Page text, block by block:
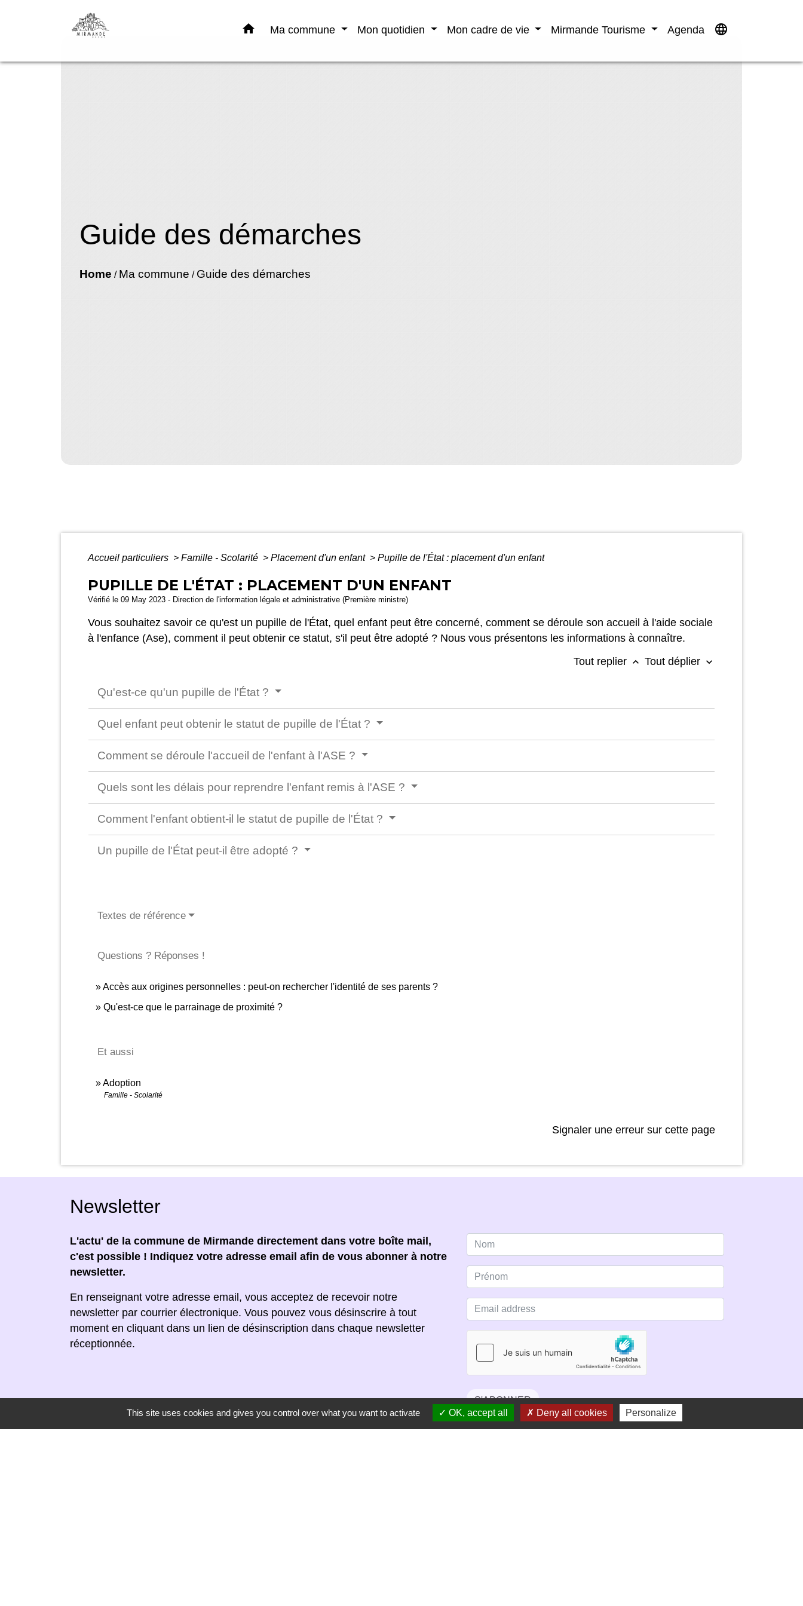
home Ma commune Mon quotidien Mon cadre de vie Mirmande Tourisme Agenda language
Guide des démarches
Home / Ma commune / Guide des démarches
Accueil particuliers > Famille - Scolarité > Placement d'un enfant > Pupille de l'État : placement d'un enfant
PUPILLE DE L'ÉTAT : PLACEMENT D'UN ENFANT
Vérifié le 09 May 2023 - Direction de l'information légale et administrative (Première ministre)
Vous souhaitez savoir ce qu'est un pupille de l'État, quel enfant peut être concerné, comment se déroule son accueil à l'aide sociale
à l'enfance (Ase), comment il peut obtenir ce statut, s'il peut être adopté ? Nous vous présentons les informations à connaître.
Tout replier keyboard_arrow_up Tout déplier keyboard_arrow_down
Qu'est-ce qu'un pupille de l'État ?
Quel enfant peut obtenir le statut de pupille de l'État ?
Comment se déroule l'accueil de l'enfant à l'ASE ?
Quels sont les délais pour reprendre l'enfant remis à l'ASE ?
Comment l'enfant obtient-il le statut de pupille de l'État ?
Un pupille de l'État peut-il être adopté ?
Textes de référence
Questions ? Réponses !
Accès aux origines personnelles : peut-on rechercher l'identité de ses parents ?
Qu'est-ce que le parrainage de proximité ?
Et aussi
Adoption
Famille - Scolarité
Signaler une erreur sur cette page
Newsletter
L'actu' de la commune de Mirmande directement dans votre boîte mail,
c'est possible ! Indiquez votre adresse email afin de vous abonner à notre
newsletter.
En renseignant votre adresse email, vous acceptez de recevoir notre
newsletter par courrier électronique. Vous pouvez vous désinscrire à tout
moment en cliquant dans un lien de désinscription dans chaque newsletter
réceptionnée.
S'ABONNER
This site uses cookies and gives you control over what you want to activate OK, accept all Deny all cookies Personalize